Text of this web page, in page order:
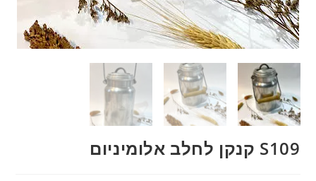
S109 קנקן לחלב אלומיניום